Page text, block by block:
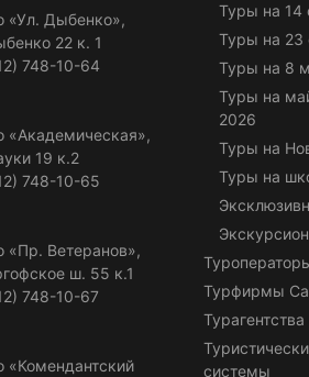
«Ул. Дыбенко»,
22 к. 1
748-10-64
«Академическая»,
19 к.2
748-10-65
«Пр. Ветеранов»,
ш. 55 к.1
748-10-67
«Комендантский
Туры на 14
Туры на 23
Туры на 8
Туры на
2026
Туры на
Туры на
Турфирмы
системы